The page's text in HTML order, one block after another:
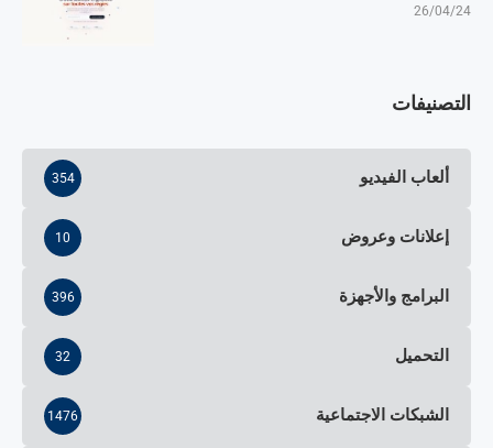
26/04/24
التصنيفات
ألعاب الفيديو 354
إعلانات وعروض 10
البرامج والأجهزة 396
التحميل 32
الشبكات الاجتماعية 1476